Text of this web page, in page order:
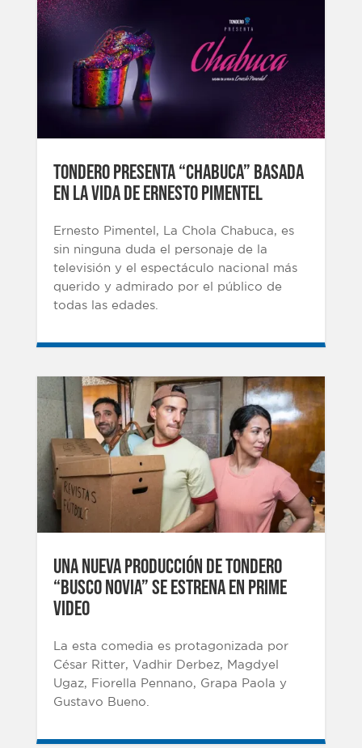
Tondero presenta “CHABUCA” Basada
en la vida de Ernesto Pimentel
Ernesto Pimentel, La Chola Chabuca, es
sin ninguna duda el personaje de la
televisión y el espectáculo nacional más
querido y admirado por el público de
todas las edades.
UNA NUEVA PRODUCCIÓN DE TONDERO
“BUSCO NOVIA” SE ESTRENA EN PRIME
VIDEO
La esta comedia es protagonizada por
César Ritter, Vadhir Derbez, Magdyel
Ugaz, Fiorella Pennano, Grapa Paola y
Gustavo Bueno.